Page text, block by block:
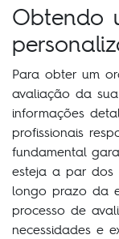
Obtendo
Para obter um
avaliação da
informações
profissionais
fundamental
esteja a par dos
longo prazo da
processo de
necessidades e